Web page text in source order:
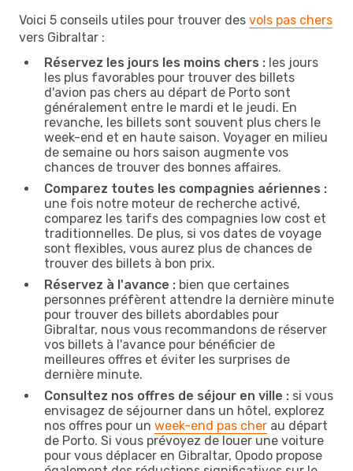
Voici 5 conseils utiles pour trouver des vols pas chers
vers Gibraltar :
Réservez les jours les moins chers : les jours
les plus favorables pour trouver des billets
d'avion pas chers au départ de Porto sont
généralement entre le mardi et le jeudi. En
revanche, les billets sont souvent plus chers le
week-end et en haute saison. Voyager en milieu
de semaine ou hors saison augmente vos
chances de trouver des bonnes affaires.
Comparez toutes les compagnies aériennes :
une fois notre moteur de recherche activé,
comparez les tarifs des compagnies low cost et
traditionnelles. De plus, si vos dates de voyage
sont flexibles, vous aurez plus de chances de
trouver des billets à bon prix.
Réservez à l'avance : bien que certaines
personnes préfèrent attendre la dernière minute
pour trouver des billets abordables pour
Gibraltar, nous vous recommandons de réserver
vos billets à l'avance pour bénéficier de
meilleures offres et éviter les surprises de
dernière minute.
Consultez nos offres de séjour en ville : si vous
envisagez de séjourner dans un hôtel, explorez
nos offres pour un week-end pas cher au départ
de Porto. Si vous prévoyez de louer une voiture
pour vous déplacer en Gibraltar, Opodo propose